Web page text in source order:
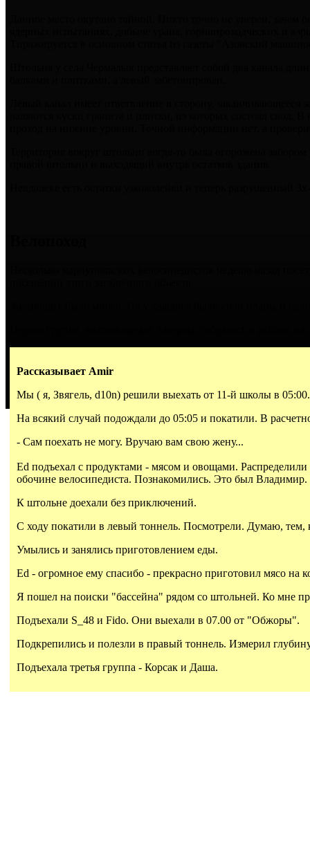
Рассказывает Amir
Мы ( я, Звягель, d10n) решили выехать от 11-й школы в
На всякий случай подождали до 05:05 и покатили. В
- Сам поехать не могу. Вручаю вам свою жену...
Ed подъехал с продуктами - мясом и овощами.
обочине велосипедиста. Познакомились. Это был
К штольне доехали без приключений.
С ходу покатили в левый тоннель. Посмотрели. Думаю,
Умылись и занялись приготовлением еды.
Ed - огромное ему спасибо - прекрасно приготовил мясо на
Я пошел на поиски "бассейна" рядом со штольней. Ко мне
Подъехали S_48 и Fido. Они выехали в 07.00 от "Обжоры".
Подкрепились и полезли в правый тоннель. Измерил
Подъехала третья группа - Корсак и Даша.